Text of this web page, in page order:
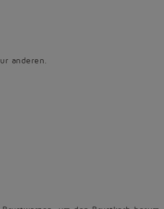
anderen.